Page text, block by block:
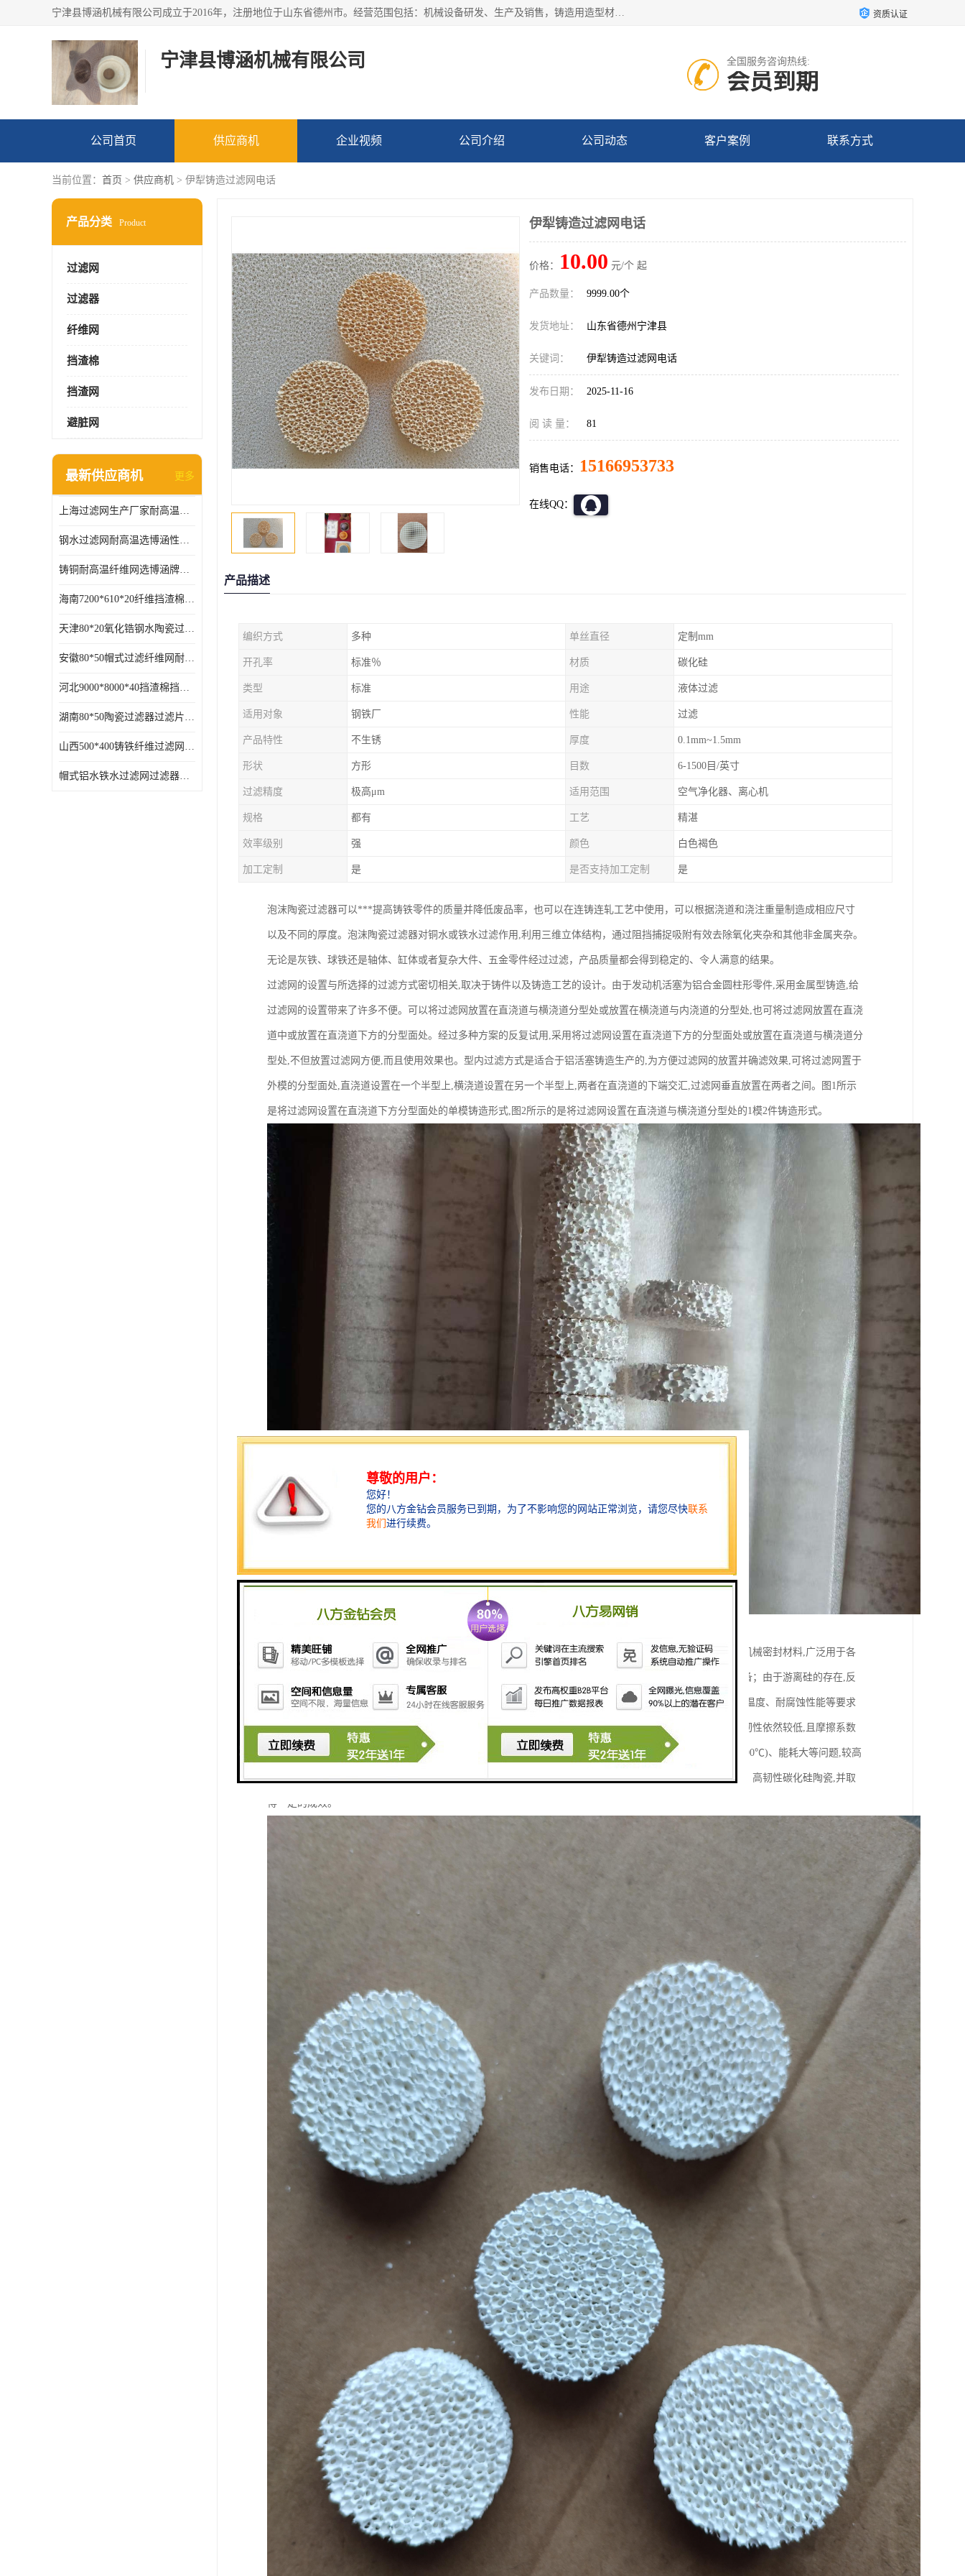
宁津县博涵机械有限公司成立于2016年，注册地位于山东省德州市。经营范围包括：机械设备研发、生产及销售，铸造用造型材料生产、销售，玻璃纤维及制品制造、销售，汽车零配件零售，机械零件、零部件加工，机械零件、零部件销售等；主要产品有：纤维过滤网,陶瓷过滤器,泡沫陶瓷过滤器,耐高温纤维过滤器,铸铁过滤器,铸铜过滤网,铸铝过滤网,铝轮毂过滤网,高效过滤网,高效陶瓷过滤网,高效纤维过滤网。 资质认证
宁津县博涵机械有限公司 全国服务咨询热线:
会员到期
公司首页 供应商机 企业视频 公司介绍 公司动态 客户案例 联系方式
当前位置： 首页 > 供应商机 > 伊犁铸造过滤网电话
产品分类 Product
过滤网
过滤器
纤维网
挡渣棉
挡渣网
避脏网
最新供应商机 更多
上海过滤网生产厂家耐高温可定制供应及时
钢水过滤网耐高温选博涵性能稳定价格合适
铸铜耐高温纤维网选博涵牌质量稳定
海南7200*610*20纤维挡渣棉耐高温
天津80*20氧化锆钢水陶瓷过滤器过滤效果明显
安徽80*50帽式过滤纤维网耐高温
河北9000*8000*40挡渣棉挡渣效果好耐高温
湖南80*50陶瓷过滤器过滤片过滤网效果好耐高温
山西500*400铸铁纤维过滤网方形网圆形网
帽式铝水铁水过滤网过滤器耐高温
伊犁铸造过滤网电话
价格： 10.00 元/个 起
产品数量： 9999.00个
发货地址： 山东省德州宁津县
关键词： 伊犁铸造过滤网电话
发布日期： 2025-11-16
阅 读 量： 81
销售电话： 15166953733
在线QQ：
产品描述
编织方式 多种 单丝直径 定制mm
开孔率 标准％ 材质 碳化硅
类型 标准 用途 液体过滤
适用对象 钢铁厂 性能 过滤
产品特性 不生锈 厚度 0.1mm~1.5mm
形状 方形 目数 6-1500目/英寸
过滤精度 极高μm 适用范围 空气净化器、离心机
规格 都有 工艺 精湛
效率级别 强 颜色 白色褐色
加工定制 是 是否支持加工定制 是
泡沫陶瓷过滤器可以***提高铸铁零件的质量并降低废品率，也可以在连铸连轧工艺中使用，可以根据浇道和浇注重量制造成相应尺寸
以及不同的厚度。泡沫陶瓷过滤器对铜水或铁水过滤作用,利用三维立体结构，通过阻挡捕捉吸附有效去除氧化夹杂和其他非金属夹杂。
无论是灰铁、球铁还是轴体、缸体或者复杂大件、五金零件经过过滤，产品质量都会得到稳定的、令人满意的结果。
过滤网的设置与所选择的过滤方式密切相关,取决于铸件以及铸造工艺的设计。由于发动机活塞为铝合金圆柱形零件,采用金属型铸造,给
过滤网的设置带来了许多不便。可以将过滤网放置在直浇道与横浇道分型处或放置在横浇道与内浇道的分型处,也可将过滤网放置在直浇
道中或放置在直浇道下方的分型面处。经过多种方案的反复试用,采用将过滤网设置在直浇道下方的分型面处或放置在直浇道与横浇道分
型处,不但放置过滤网方便,而且使用效果也。型内过滤方式是适合于铝活塞铸造生产的,为方便过滤网的放置并确滤效果,可将过滤网置于
外模的分型面处,直浇道设置在一个半型上,横浇道设置在另一个半型上,两者在直浇道的下端交汇,过滤网垂直放置在两者之间。图1所示
是将过滤网设置在直浇道下方分型面处的单模铸造形式,图2所示的是将过滤网设置在直浇道与横浇道分型处的1模2件铸造形式。
碳化硅陶瓷具有比重小、硬度高、比强度高、耐磨、耐腐蚀、耐高温、抗热震性能良好等特点,被誉为第四代机械密封材料,广泛用于各
类特殊工况条件下工业设备和装置的机械密封。目前,工业化生产的碳化硅陶瓷密封环主要采用反应烧结法制备；由于游离硅的存在,反
应烧结碳化硅密封环的耐高温性、耐腐蚀性较差,力学性能偏低,对应用环境和工况条件有诸多限制。而对使用温度、耐腐蚀性能等要求
较高的密封环则采用无压固相烧结法制备；该烧结方法制得的密封环硬度高、弹性模量大,但抗弯强度和断裂韧性依然较低,且摩擦系数
较大,自身组对时磨损量大,在使用过程中的可靠性差,工作寿命较短；此外,该烧结方法还存在烧结温度高(达2300℃)、能耗大等问题,较高
的生产成本限制了碳化硅密封环的推广应用。由此,国内外众多学者致力于研究低温液相烧结技术制备高强度、高韧性碳化硅陶瓷,并取
得一定的成效。